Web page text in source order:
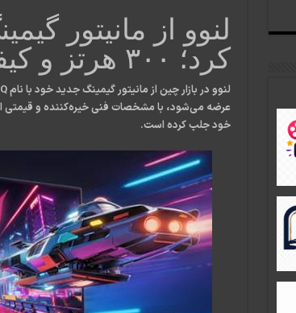
کرد؛ ۳۰۰ هرتز و کیفیت 2K فقط ۱۳۲ دلار
عرضه می‌شود، با مشخصات فنی خیره‌کننده و قیمتی
خود جلب کرده است.